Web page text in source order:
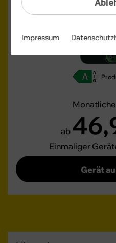
ab
Einmaliger
Gerät
Impressum